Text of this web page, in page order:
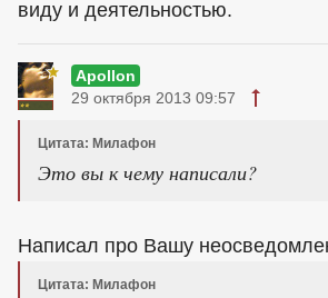
виду и деятельностью.
Apollon
29 октября 2013 09:57
Цитата: Милафон
Это вы к чему написали?
Написал про Вашу
Цитата: Милафон